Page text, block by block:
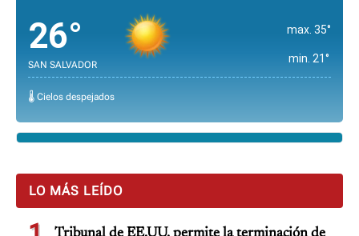
26°
SAN SALVADOR
max. 35°
min. 21°
🌡️ Cielos despejados
LO MÁS LEÍDO